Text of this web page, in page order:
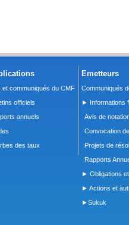
et communiqués du CMF
officiels
annuels
des taux
Emetteurs
Communiqués
► Informations
Avis de
Convocation
Projets de
Rapports
► Obligations
► Actions et
►Sukuk